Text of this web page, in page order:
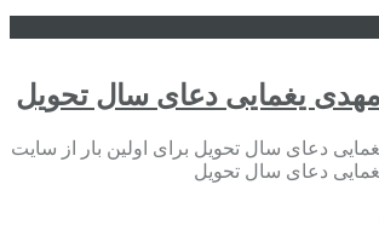
یغمایی دعای سال تحویل
دعای سال تحویل برای اولین بار از سایت
دعای سال تحویل